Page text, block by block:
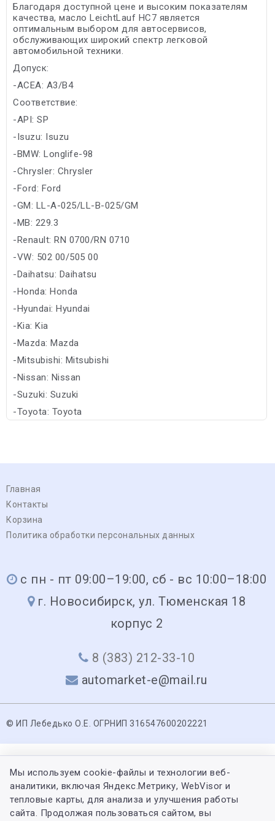
Благодаря доступной цене и высоким показателям
качества, масло LeichtLauf HC7 является
оптимальным выбором для автосервисов,
обслуживающих широкий спектр легковой
автомобильной техники.
Допуск:
-ACEA: A3/B4
Соответствие:
-API: SP
-Isuzu: Isuzu
-BMW: Longlife-98
-Chrysler: Chrysler
-Ford: Ford
-GM: LL-A-025/LL-B-025/GM
-MB: 229.3
-Renault: RN 0700/RN 0710
-VW: 502 00/505 00
-Daihatsu: Daihatsu
-Honda: Honda
-Hyundai: Hyundai
-Kia: Kia
-Mazda: Mazda
-Mitsubishi: Mitsubishi
-Nissan: Nissan
-Suzuki: Suzuki
-Toyota: Toyota
Главная
Контакты
Корзина
Политика обработки персональных данных
с пн - пт 09:00–19:00, сб - вс 10:00–18:00
г. Новосибирск, ул. Тюменская 18
корпус 2
8 (383) 212-33-10
automarket-e@mail.ru
© ИП Лебедько О.Е. ОГРНИП 316547600202221
Мы используем cookie-файлы и технологии веб-
аналитики, включая Яндекс.Метрику, WebVisor и
тепловые карты, для анализа и улучшения работы
сайта. Продолжая пользоваться сайтом, вы